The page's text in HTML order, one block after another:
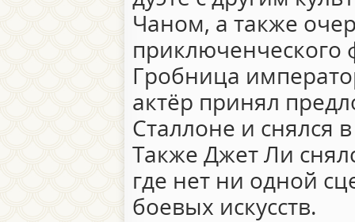
Чаном, а также
Гробница
актёр принял
Сталлоне и
Также Джет Ли
где нет ни одной
боевых искусств.